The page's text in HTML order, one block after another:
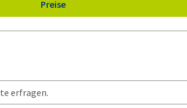
Preise
erfragen.